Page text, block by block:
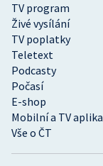
TV program
Živé vysílání
TV poplatky
Teletext
Podcasty
Počasí
E-shop
Mobilní a TV
Vše o ČT